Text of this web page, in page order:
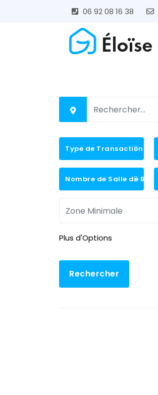
06 92 08 16 38
Type de Transaction
Nombre de Salle de Bains
Plus d'Options
Rechercher